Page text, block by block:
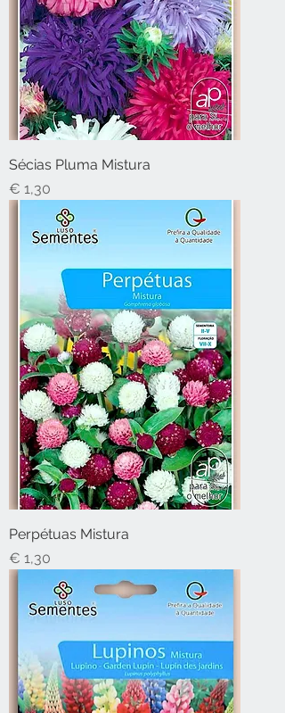
Sécias Pluma Mistura
Preço
€ 1,30
Perpétuas Mistura
Preço
€ 1,30